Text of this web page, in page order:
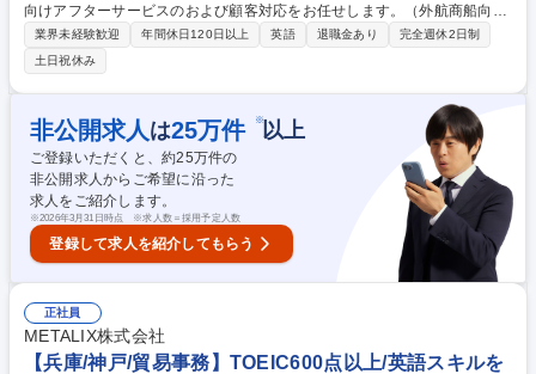
向けアフターサービスのおよび顧客対応をお任せします。（外航商船向け
保守サービス説明、顧客問い合わせ対応、技師手配/訪船計画立案/結果報
告、請求対応・条件交渉等） 【入社3年目以降】弊社でのアフターサービ
ス業務を習得いただいたのちに、海外駐在にて諸外国の商船保守ビジネス
の市場調査および自社保守サービスの企画に携わっていただくチャンスが
ございます。諸外国でのニーズを探るべく、現地法人の営業同行などを通
して現地調査などの業務を想定しています。ゆくゆくは海外子会社やサー
ビスビジネス提供会社との方針決定に携わっていただきたいと考えていま
す。 募集職種 【西宮】商船のアフターサービスアレンジ◆海外駐在にも
チャレンジ可能
業界未経験歓迎 年間休日120日以上 英語 退職金あり
完全週休2日制
土日祝休み
非公開求人 は25万件 ※以上
ご登録いただくと、約25万件の
非公開求人からご希望に沿った
求人をご紹介します。
※2026年3月31日時点 ※求人数＝採用予定人数
登録して求人を紹介してもらう
正社員
METALIX株式会社
【兵庫/神戸/貿易事務】TOEIC600点以上/英語スキルを